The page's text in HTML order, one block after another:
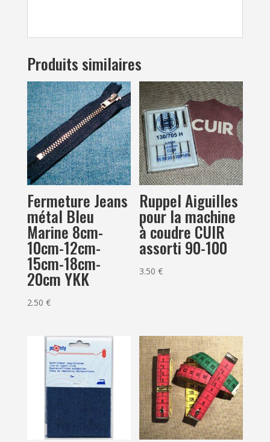
Produits similaires
Fermeture Jeans
métal Bleu
Marine 8cm-
10cm-12cm-
15cm-18cm-
20cm YKK
2.50 €
Ruppel Aiguilles
pour la machine
à coudre CUIR
assorti 90-100
3.50€